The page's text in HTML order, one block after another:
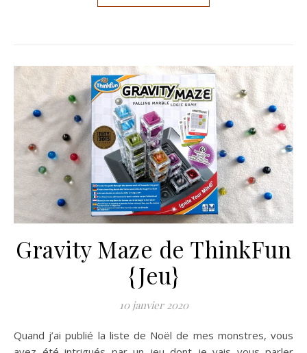
Gravity Maze de ThinkFun
{Jeu}
10 janvier 2020
Quand j’ai publié la liste de Noël de mes monstres, vous